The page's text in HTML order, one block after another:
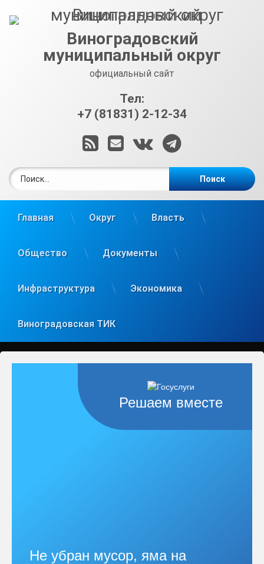
Виноградовский
муниципальный округ
официальный сайт
Тел:
+7 (81831) 2-12-34
RSSE-mailВКонтакте
Telegram
Главная Округ Власть
Общество Документы
Инфраструктура Экономика
Виноградовская ТИК
Решаем вместе
Не убран мусор, яма на